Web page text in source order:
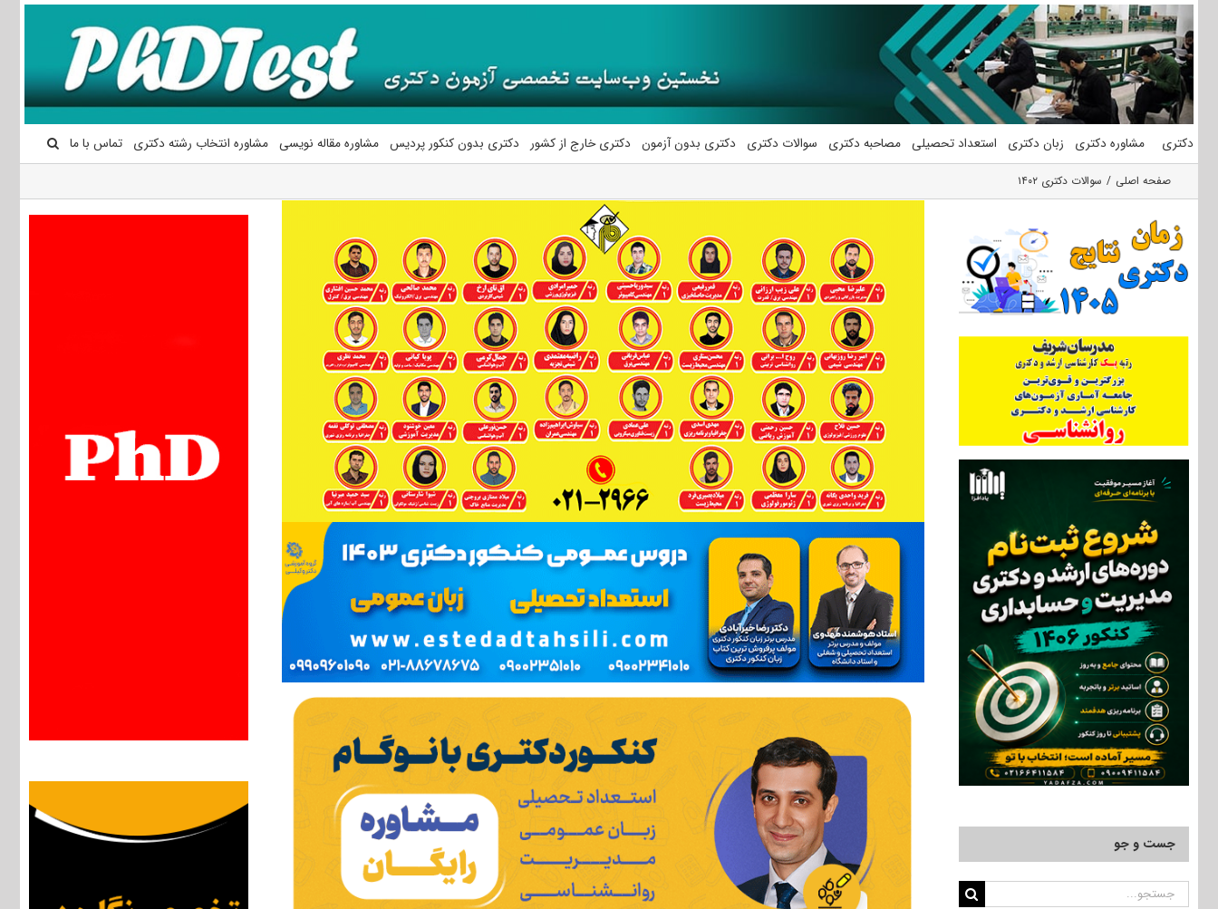
محتوا
دکتری مشاوره دکتری زبان دکتری استعداد تحصیلی مصاحبه دکتری سوالات دکتری دکتری بدون آزمون دکتری خارج از کشور دکتری بدون کنکور پردیس مشاوره مقاله نویسی مشاوره انتخاب رشته دکتری تماس با ما
صفحه اصلی سوالات دکتری ۱۴۰۲
جست و جو
جستجو